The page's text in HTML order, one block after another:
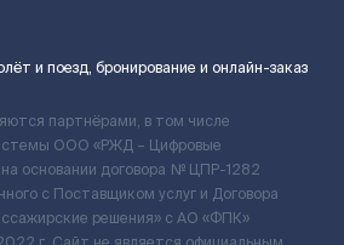
и поезд, бронирование и онлайн-заказ
партнёрами, в том числе
ООО «РЖД – Цифровые
основании договора № ЦПР-1282
с Поставщиком услуг и Договора
решения» c АО «ФПК»